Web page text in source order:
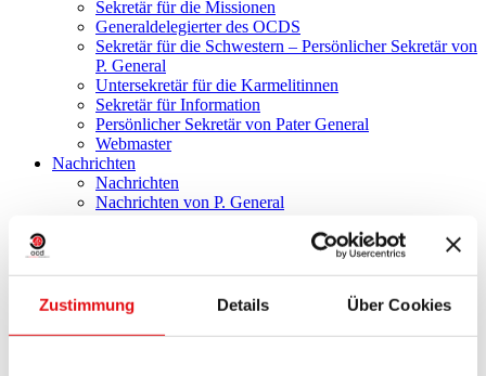
Zustimmung Details Über Cookies
Sekretär für die Missionen
Generaldelegierter des OCDS
Sekretär für die Schwestern – Persönlicher Sekretär von
P. General
Untersekretär für die Karmelitinnen
Sekretär für Information
Persönlicher Sekretär von Pater General
Webmaster
Nachrichten
Nachrichten
Nachrichten von P. General
Nachrichten OCDS
Nachrichten Generalpostulation
Communicationes
Nachrichten aus den Missionen